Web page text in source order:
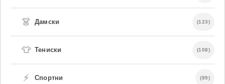
👗 Дамски (123)
👕 Тениски (108)
⚡ Спортни (89)